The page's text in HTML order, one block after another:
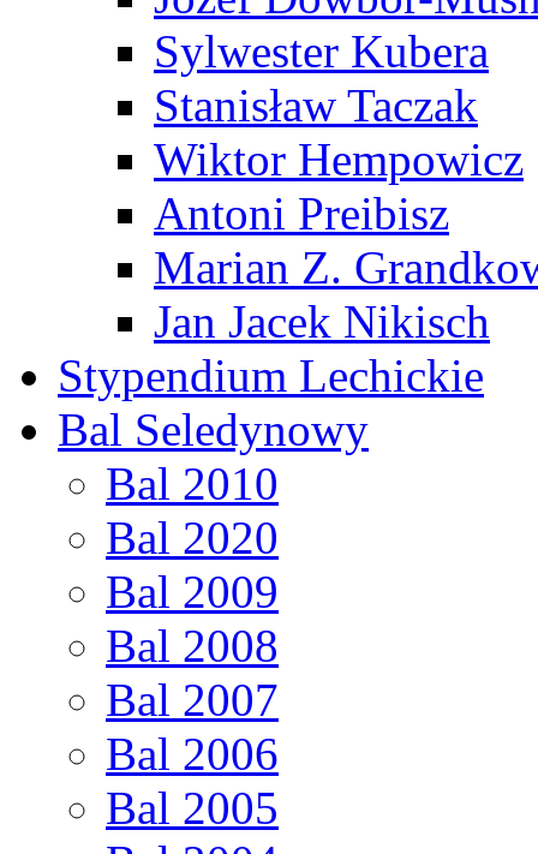
Sylwester Kubera
Stanisław Taczak
Wiktor Hempowicz
Antoni Preibisz
Marian Z.
Jan Jacek Nikisch
Stypendium Lechickie
Bal Seledynowy
Bal 2010
Bal 2020
Bal 2009
Bal 2008
Bal 2007
Bal 2006
Bal 2005